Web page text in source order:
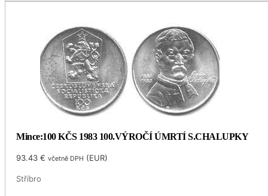
Mince:100 KČS 1983 100.VÝROČÍ ÚMRTÍ S.CHALUPKY
93.43€ včetně DPH (EUR)
Stříbro